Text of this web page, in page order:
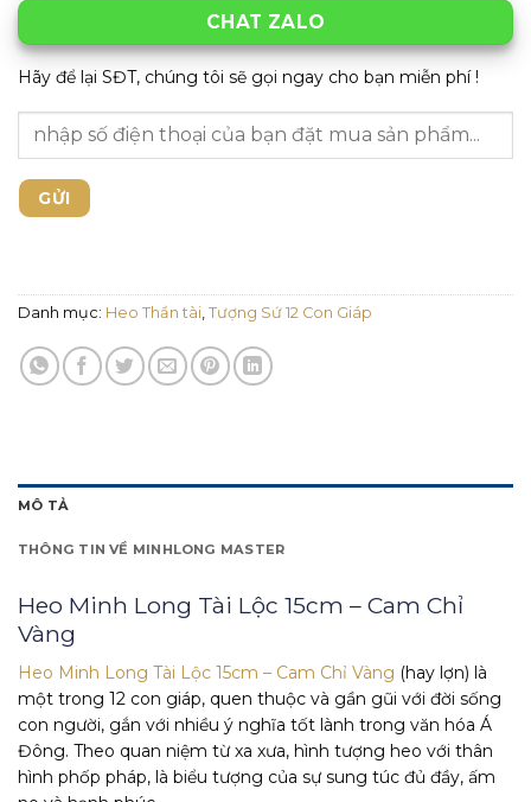
CHAT ZALO
Hãy để lại SĐT, chúng tôi sẽ gọi ngay cho bạn miễn phí !
Danh mục: Heo Thần tài, Tượng Sứ 12 Con Giáp
MÔ TẢ
THÔNG TIN VỀ MINHLONG MASTER
Heo Minh Long Tài Lộc 15cm – Cam Chỉ
Vàng
Heo Minh Long Tài Lộc 15cm – Cam Chỉ Vàng (hay lợn) là
một trong 12 con giáp, quen thuộc và gần gũi với đời sống
con người, gắn với nhiều ý nghĩa tốt lành trong văn hóa Á
Đông. Theo quan niệm từ xa xưa, hình tượng heo với thân
hình phốp pháp, là biểu tượng của sự sung túc đủ đầy, ấm